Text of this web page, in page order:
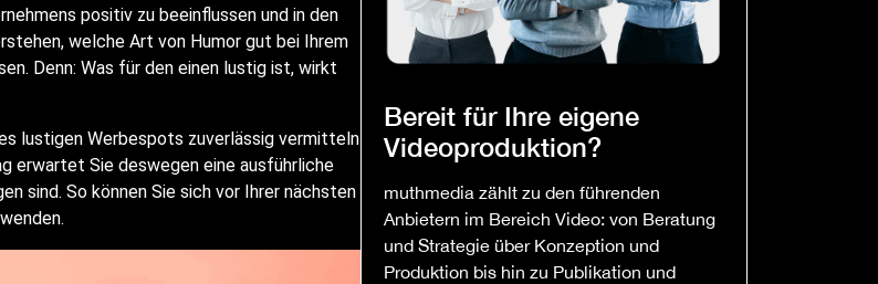
positiv zu beeinflussen und in den
welche Art von Humor gut bei Ihrem
Denn: Was für den einen lustig ist, wirkt
lustigen Werbespots zuverlässig vermitteln
erwartet Sie deswegen eine ausführliche
sind. So können Sie sich vor Ihrer nächsten
Bereit für Ihre eigene
Videoproduktion?
muthmedia zählt zu den führenden
Anbietern im Bereich Video: von Beratung
und Strategie über Konzeption und
Produktion bis hin zu Publikation und